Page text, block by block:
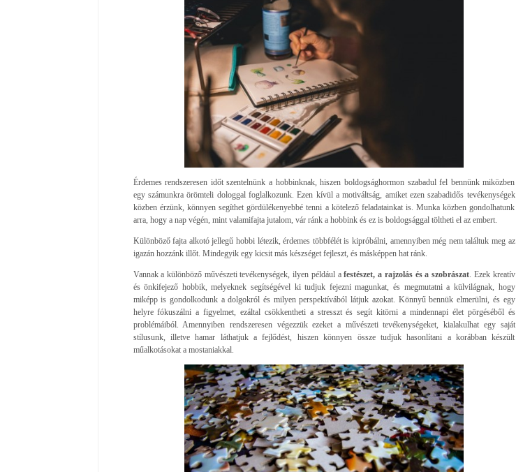
Érdemes rendszeresen időt szentelnünk a hobbinknak, hiszen boldogsághormon szabadul fel bennünk miközben
egy számunkra örömteli dologgal foglalkozunk. Ezen kívül a motiváltság, amiket ezen szabadidős tevékenységek
közben érzünk, könnyen segíthet gördülékenyebbé tenni a kötelező feladatainkat is. Munka közben gondolhatunk
arra, hogy a nap végén, mint valamifajta jutalom, vár ránk a hobbink és ez is boldogsággal töltheti el az embert.
Különböző fajta alkotó jellegű hobbi létezik, érdemes többfélét is kipróbálni, amennyiben még nem találtuk meg az
igazán hozzánk illőt. Mindegyik egy kicsit más készséget fejleszt, és másképpen hat ránk.
Vannak a különböző művészeti tevékenységek, ilyen például afestészet, a rajzolás és a szobrászat . Ezek kreatív
és önkifejező hobbik, melyeknek segítségével ki tudjuk fejezni magunkat, és megmutatni a külvilágnak, hogy
miképp is gondolkodunk a dolgokról és milyen perspektívából látjuk azokat. Könnyű bennük elmerülni, és egy
helyre fókuszálni a figyelmet, ezáltal csökkentheti a stresszt és segít kitörni a mindennapi élet pörgéséből és
problémáiból. Amennyiben rendszeresen végezzük ezeket a művészeti tevékenységeket, kialakulhat egy saját
stílusunk, illetve hamar láthatjuk a fejlődést, hiszen könnyen össze tudjuk hasonlítani a korábban készült
műalkotásokat a mostaniakkal.